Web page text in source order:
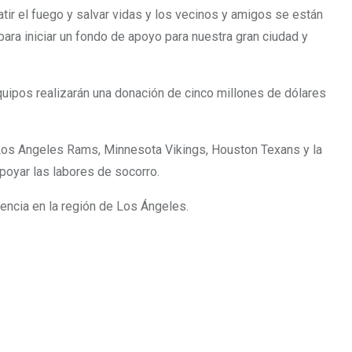
el fuego y salvar vidas y los vecinos y amigos se están
iniciar un fondo de apoyo para nuestra gran ciudad y
realizarán una donación de cinco millones de dólares
Angeles Rams, Minnesota Vikings, Houston Texans y la
las labores de socorro.
en la región de Los Ángeles.